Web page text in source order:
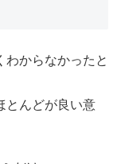
わからなかったと
とんどが良い意